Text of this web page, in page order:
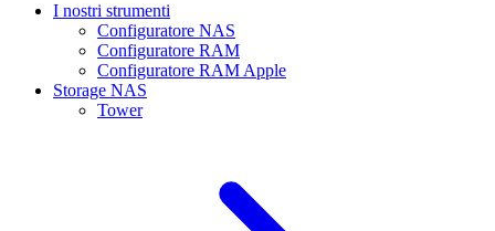
I nostri strumenti
Configuratore NAS
Configuratore RAM
Configuratore RAM Apple
Storage NAS
Tower